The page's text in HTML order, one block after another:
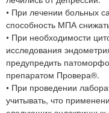
• При лечении больных
способность МПА
• При необходимости
исследования
предупредить
препаратом Провера®.
• При проведении
учитывать, что